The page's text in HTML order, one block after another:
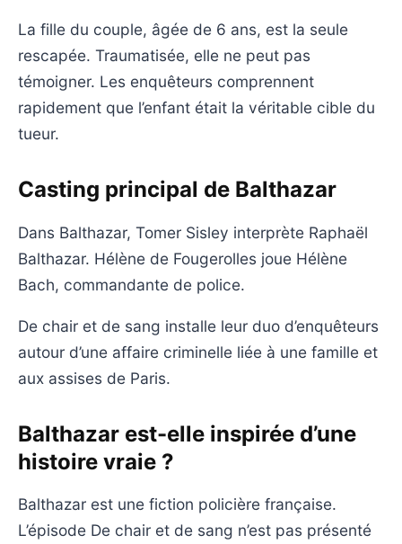
La fille du couple, âgée de 6 ans, est la seule
rescapée. Traumatisée, elle ne peut pas
témoigner. Les enquêteurs comprennent
rapidement que l’enfant était la véritable cible du
tueur.
Casting principal de Balthazar
Dans Balthazar, Tomer Sisley interprète Raphaël
Balthazar. Hélène de Fougerolles joue Hélène
Bach, commandante de police.
De chair et de sang installe leur duo d’enquêteurs
autour d’une affaire criminelle liée à une famille et
aux assises de Paris.
Balthazar est-elle inspirée d’une
histoire vraie ?
Balthazar est une fiction policière française.
L’épisode De chair et de sang n’est pas présenté